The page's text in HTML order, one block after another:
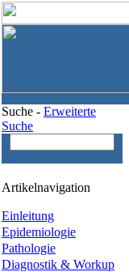
Suche - Erweiterte
Suche
Artikelnavigation
Einleitung
Epidemiologie
Pathologie
Diagnostik & Workup